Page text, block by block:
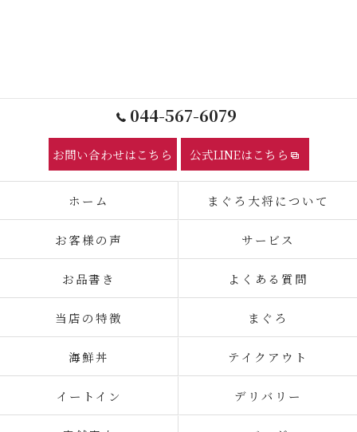
044-567-6079
お問い合わせはこちら 公式LINEはこちら
ホーム まぐろ大将について
お客様の声 サービス
お品書き よくある質問
当店の特徴 まぐろ
海鮮丼 テイクアウト
イートイン デリバリー